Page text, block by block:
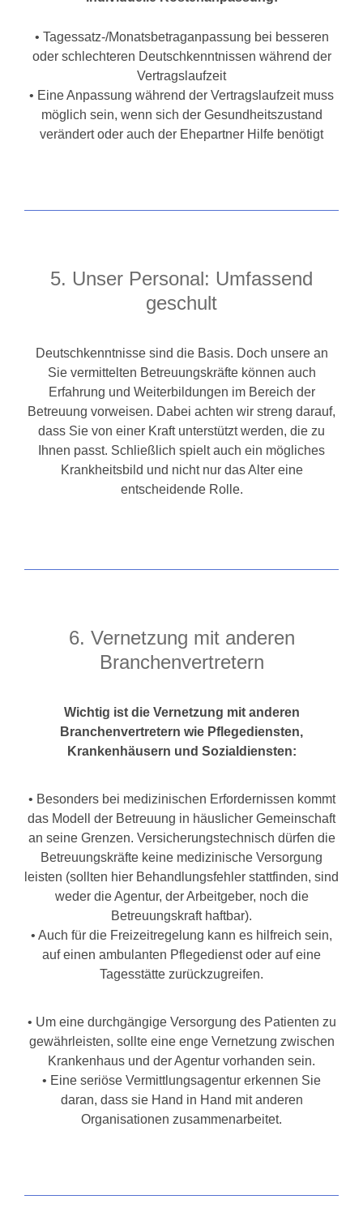
• Tagessatz-/Monatsbetraganpassung bei besseren
oder schlechteren Deutschkenntnissen während der
Vertragslaufzeit
• Eine Anpassung während der Vertragslaufzeit muss
möglich sein, wenn sich der Gesundheitszustand
verändert oder auch der Ehepartner Hilfe benötigt
5. Unser Personal: Umfassend
geschult
Deutschkenntnisse sind die Basis. Doch unsere an
Sie vermittelten Betreuungskräfte können auch
Erfahrung und Weiterbildungen im Bereich der
Betreuung vorweisen. Dabei achten wir streng darauf,
dass Sie von einer Kraft unterstützt werden, die zu
Ihnen passt. Schließlich spielt auch ein mögliches
Krankheitsbild und nicht nur das Alter eine
entscheidende Rolle.
6. Vernetzung mit anderen
Branchenvertretern
Wichtig ist die Vernetzung mit anderen
Branchenvertretern wie Pflegediensten,
Krankenhäusern und Sozialdiensten:
• Besonders bei medizinischen Erfordernissen kommt
das Modell der Betreuung in häuslicher Gemeinschaft
an seine Grenzen. Versicherungstechnisch dürfen die
Betreuungskräfte keine medizinische Versorgung
leisten (sollten hier Behandlungsfehler stattfinden, sind
weder die Agentur, der Arbeitgeber, noch die
Betreuungskraft haftbar).
• Auch für die Freizeitregelung kann es hilfreich sein,
auf einen ambulanten Pflegedienst oder auf eine
Tagesstätte zurückzugreifen.
• Um eine durchgängige Versorgung des Patienten zu
gewährleisten, sollte eine enge Vernetzung zwischen
Krankenhaus und der Agentur vorhanden sein.
• Eine seriöse Vermittlungsagentur erkennen Sie
daran, dass sie Hand in Hand mit anderen
Organisationen zusammenarbeitet.